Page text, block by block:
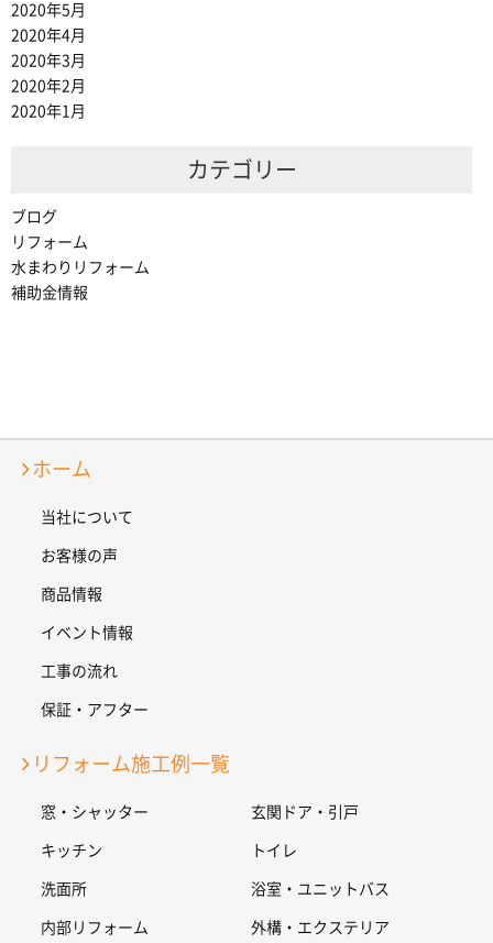
2020年5月
2020年4月
2020年3月
2020年2月
2020年1月
カテゴリー
ブログ
リフォーム
水まわりリフォーム
補助金情報
ホーム
当社について
お客様の声
商品情報
イベント情報
工事の流れ
保証・アフター
リフォーム施工例一覧
窓・シャッター 玄関ドア・引戸
キッチン トイレ
洗面所 浴室・ユニットバス
内部リフォーム 外構・エクステリア